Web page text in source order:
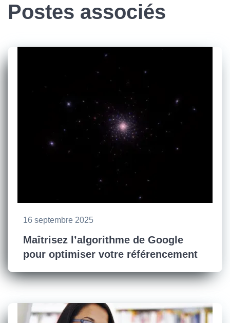
Postes associés
16 septembre 2025
Maîtrisez l’algorithme de Google
pour optimiser votre référencement